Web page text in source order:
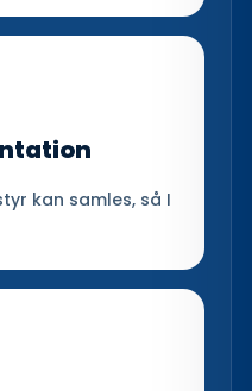
kan samles, så I